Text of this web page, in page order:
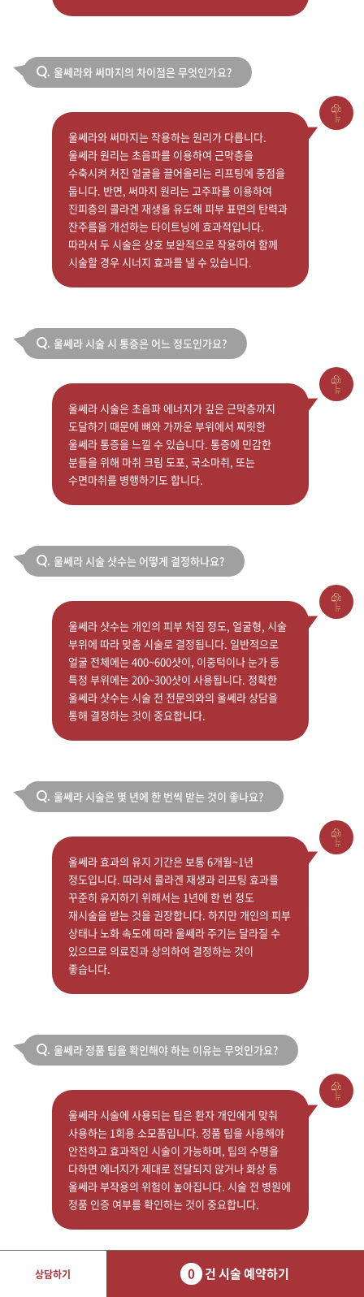
Q. 울쎄라와 써마지의 차이점은 무엇인가요?
울쎄라와 써마지는 작용하는 원리가 다릅니다.
울쎄라 원리는 초음파를 이용하여 근막층을
수축시켜 처진 얼굴을 끌어올리는 리프팅에 중점을
둡니다. 반면, 써마지 원리는 고주파를 이용하여
진피층의 콜라겐 재생을 유도해 피부 표면의 탄력과
잔주름을 개선하는 타이트닝에 효과적입니다.
따라서 두 시술은 상호 보완적으로 작용하여 함께
시술할 경우 시너지 효과를 낼 수 있습니다.
Q. 울쎄라 시술 시 통증은 어느 정도인가요?
울쎄라 시술은 초음파 에너지가 깊은 근막층까지
도달하기 때문에 뼈와 가까운 부위에서 찌릿한
울쎄라 통증을 느낄 수 있습니다. 통증에 민감한
분들을 위해 마취 크림 도포, 국소마취, 또는
수면마취를 병행하기도 합니다.
Q. 울쎄라 시술 샷수는 어떻게 결정하나요?
울쎄라 샷수는 개인의 피부 처짐 정도, 얼굴형, 시술
부위에 따라 맞춤 시술로 결정됩니다. 일반적으로
얼굴 전체에는 400~600샷이, 이중턱이나 눈가 등
특정 부위에는 200~300샷이 사용됩니다. 정확한
울쎄라 샷수는 시술 전 전문의와의 울쎄라 상담을
통해 결정하는 것이 중요합니다.
Q. 울쎄라 시술은 몇 년에 한 번씩 받는 것이 좋나요?
울쎄라 효과의 유지 기간은 보통 6개월~1년
정도입니다. 따라서 콜라겐 재생과 리프팅 효과를
꾸준히 유지하기 위해서는 1년에 한 번 정도
재시술을 받는 것을 권장합니다. 하지만 개인의 피부
상태나 노화 속도에 따라 울쎄라 주기는 달라질 수
있으므로 의료진과 상의하여 결정하는 것이
좋습니다.
Q. 울쎄라 정품 팁을 확인해야 하는 이유는 무엇인가요?
울쎄라 시술에 사용되는 팁은 환자 개인에게 맞춰
사용하는 1회용 소모품입니다. 정품 팁을 사용해야
안전하고 효과적인 시술이 가능하며, 팁의 수명을
다하면 에너지가 제대로 전달되지 않거나 화상 등
울쎄라 부작용의 위험이 높아집니다. 시술 전 병원에
정품 인증 여부를 확인하는 것이 중요합니다.
상담하기 0 건 시술 예약하기